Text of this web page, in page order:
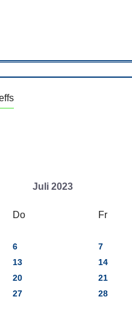
Juli 2023
Do Fr
6 7
13 14
20 21
27 28